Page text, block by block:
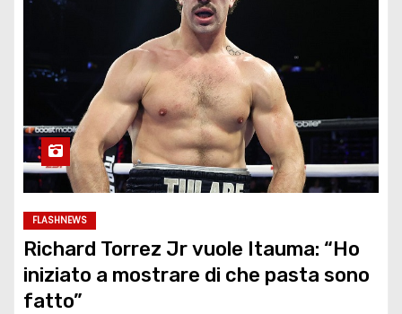
FLASHNEWS
Richard Torrez Jr vuole Itauma: “Ho
iniziato a mostrare di che pasta sono
fatto”